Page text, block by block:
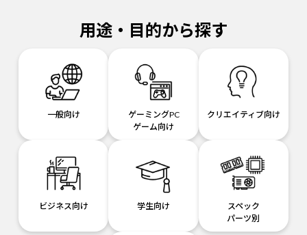
用途・目的から探す
一般向け
ゲーミングPC
ゲーム向け
クリエイティブ向け
ビジネス向け 学生向け
スペック
パーツ別